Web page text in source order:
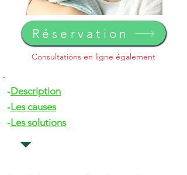
Réservation
Consultations en ligne également
-Description
-Les causes
-Les solutions